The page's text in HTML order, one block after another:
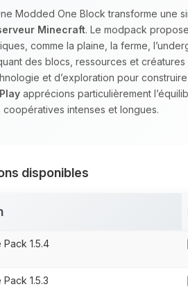
Modded One Block transforme une
Minecraft. Le modpack
comme la plaine, la ferme,
des blocs, ressources et
et d’exploration pour
apprécions particulièrement
coopératives intenses et longues.
disponibles
Pack 1.5.4
1.5.3